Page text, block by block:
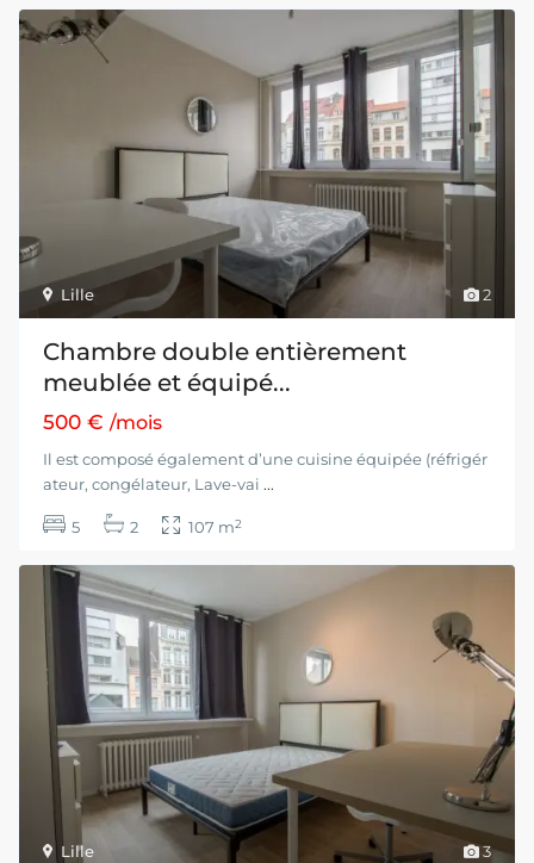
2
Lille
Chambre double entièrement
meublée et équipé...
500 €/mois
Il est composé également d’une cuisine équipée (réfrigér
ateur, congélateur, Lave-vai...
5 2 107 m2
3
Lille